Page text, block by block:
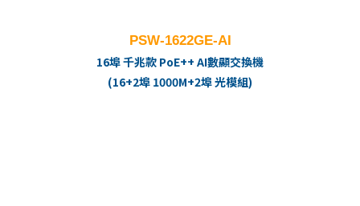
PSW-1622GE-AI
16埠 千兆款 PoE++ AI數顯交換機
(16+2埠 1000M+2埠 光模組)